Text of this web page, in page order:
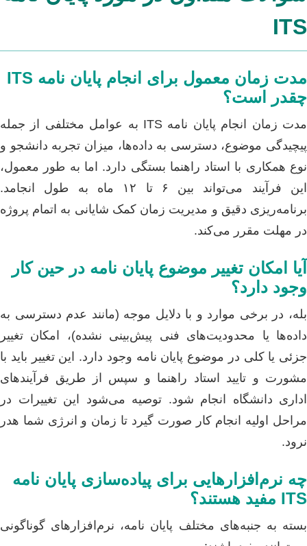
ITS
مدت زمان معمول برای انجام پایان نامه ITS
چقدر است؟
مدت زمان انجام پایان نامه ITS به عوامل مختلفی از جمله
پیچیدگی موضوع، دسترسی به داده‌ها، میزان تجربه دانشجو و
نوع همکاری با استاد راهنما بستگی دارد. اما به طور معمول،
این فرآیند می‌تواند بین ۶ تا ۱۲ ماه به طول انجامد.
برنامه‌ریزی دقیق و مدیریت زمان کمک شایانی به اتمام پروژه
در مهلت مقرر می‌کند.
آیا امکان تغییر موضوع پایان نامه در حین کار
وجود دارد؟
بله، در برخی موارد و با دلایل موجه (مانند عدم دسترسی به
داده‌ها یا محدودیت‌های فنی پیش‌بینی نشده)، امکان تغییر
جزئی یا کلی در موضوع پایان نامه وجود دارد. این تغییر باید با
مشورت و تایید استاد راهنما و سپس از طریق فرآیندهای
اداری دانشگاه انجام شود. توصیه می‌شود این تغییرات در
مراحل اولیه انجام کار صورت گیرد تا زمان و انرژی شما هدر
نرود.
چه نرم‌افزارهایی برای پیاده‌سازی پایان نامه
ITS مفید هستند؟
بسته به جنبه‌های مختلف پایان نامه، نرم‌افزارهای گوناگونی